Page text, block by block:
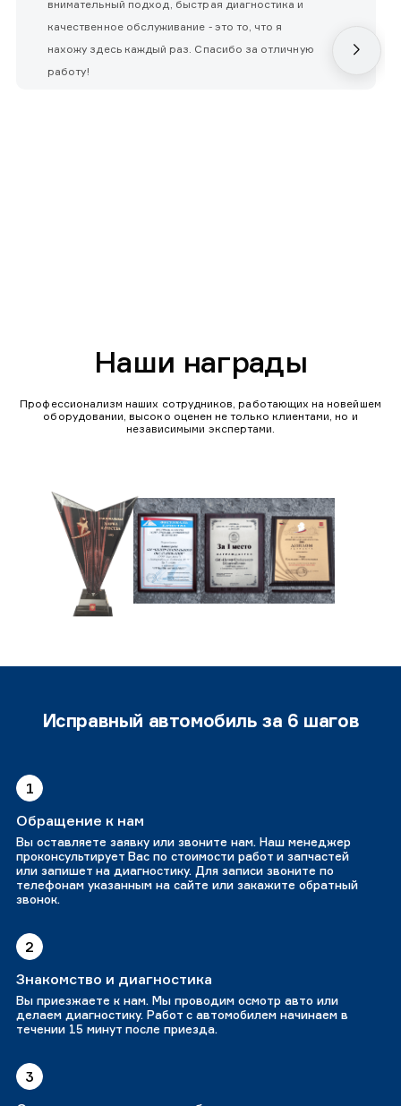
внимательный подход, быстрая диагностика и
качественное обслуживание - это то, что я
нахожу здесь каждый раз. Спасибо за отличную
работу!
Наши награды
Профессионализм наших сотрудников, работающих на новейшем
оборудовании, высоко оценен не только клиентами, но и
независимыми экспертами.
Исправный автомобиль за 6 шагов
1
Обращение к нам
Вы оставляете заявку или звоните нам. Наш менеджер
проконсультирует Вас по стоимости работ и запчастей
или запишет на диагностику. Для записи звоните по
телефонам указанным на сайте или закажите обратный
звонок.
2
Знакомство и диагностика
Вы приезжаете к нам. Мы проводим осмотр авто или
делаем диагностику. Работ с автомобилем начинаем в
течении 15 минут после приезда.
3